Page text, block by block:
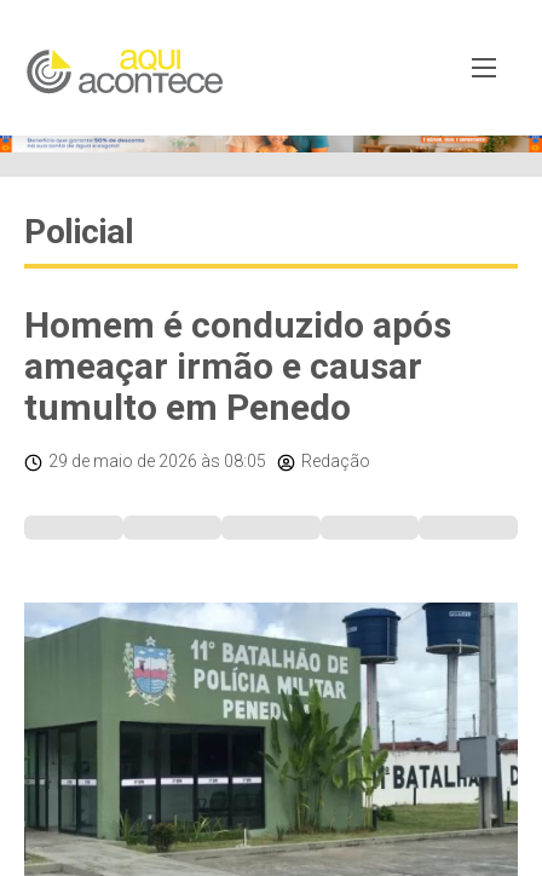
Policial
Homem é conduzido após
ameaçar irmão e causar
tumulto em Penedo
29 de maio de 2026 às 08:05 Redação